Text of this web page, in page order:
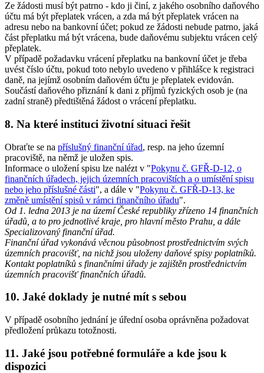
Ze žádosti musí být patrno - kdo ji činí, z jakého osobního daňového
účtu má být přeplatek vrácen, a zda má být přeplatek vrácen na
adresu nebo na bankovní účet; pokud ze žádosti nebude patrno, jaká
část přeplatku má být vrácena, bude daňovému subjektu vrácen celý
přeplatek.
V případě požadavku vrácení přeplatku na bankovní účet je třeba
uvést číslo účtu, pokud toto nebylo uvedeno v přihlášce k registraci
daně, na jejímž osobním daňovém účtu je přeplatek evidován.
Součástí daňového přiznání k dani z příjmů fyzických osob je (na
zadní straně) předtištěná žádost o vrácení přeplatku.
8. Na které instituci životní situaci řešit
Obraťte se na příslušný finanční úřad, resp. na jeho územní
pracoviště, na němž je uložen spis.
Informace o uložení spisu lze nalézt v "Pokynu č. GFŘ-D-12, o
finančních úřadech, jejich územních pracovištích a o umístění spisu
nebo jeho příslušné části", a dále v "Pokynu č. GFŘ-D-13, ke
změně umístění spisů v rámci finančního úřadu".
Od 1. ledna 2013 je na území České republiky zřízeno 14 finančních
úřadů, a to pro jednotlivé kraje, pro hlavní město Prahu, a dále
Specializovaný finanční úřad.
Finanční úřad vykonává věcnou působnost prostřednictvím svých
územních pracovišť, na nichž jsou uloženy daňové spisy poplatníků.
Kontakt poplatníků s finančními úřady je zajištěn prostřednictvím
územních pracovišť finančních úřadů.
10. Jaké doklady je nutné mít s sebou
V případě osobního jednání je úřední osoba oprávněna požadovat
předložení průkazu totožnosti.
11. Jaké jsou potřebné formuláře a kde jsou k
dispozici